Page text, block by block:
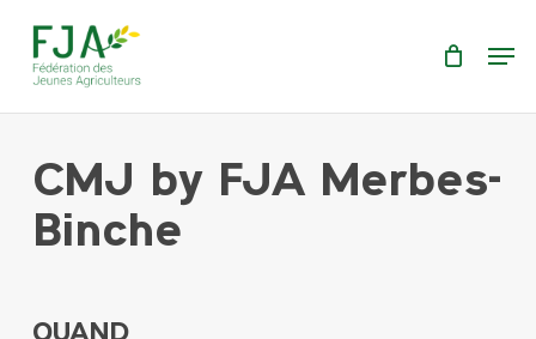
main
content
CMJ by FJA Merbes-
Binche